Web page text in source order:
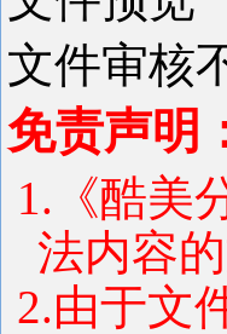
文件审核
免责声明
1.《酷美
法内容
2.由于文